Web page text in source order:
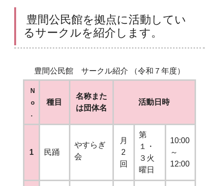
豊間公民館を拠点に活動してい
るサークルを紹介します。
豊間公民館 サークル紹介 （令和７年度）
N
o
．
種目
名称また
は団体名
活動日時
1 民踊
やすらぎ
会
月
2
回
第
１・
３火
曜日
10:00
～
12:00